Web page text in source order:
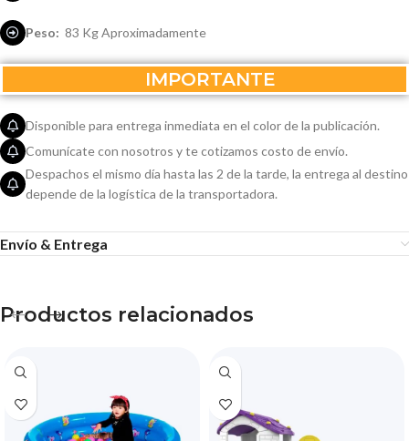
Peso: 83 Kg Aproximadamente
IMPORTANTE
Disponible para entrega inmediata en el color de la publicación.
Comunícate con nosotros y te cotizamos costo de envío.
Despachos el mismo día hasta las 2 de la tarde, la entrega al destino
depende de la logística de la transportadora.
Envío & Entrega
Productos relacionados